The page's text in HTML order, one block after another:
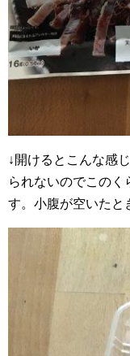
↓開けるとこんな感
られないのでこのく
す。小腹が空いたと